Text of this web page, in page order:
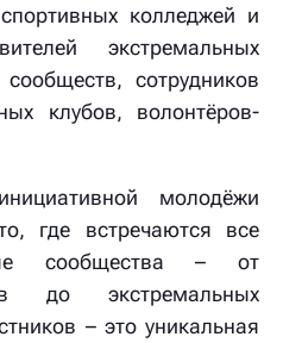
колледжей и
экстремальных
сотрудников
клубов, волонтёров-
молодёжи
где встречаются все
сообщества – от
до экстремальных
– это уникальная